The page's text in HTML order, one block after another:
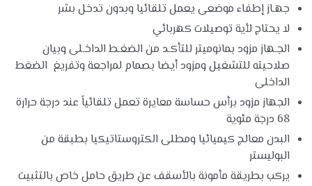
جهـاز إطفاء موضعى يعمل تلقائيا وبدون تدخل بشر
لا يحتاج لأية توصيلات كهربائي
الجـهاز مزود بمانوميتر للتأكـد من الضغـط الداخـلى وبيان
صلاحيته للتشغيل ومزود أيضا بصمام لمراجعة وتفريغ الضغط
الداخلى
الجهاز مزود برأس حساسة معايرة تعمل تلقائياً عند درجة حرارة
68 درجة مئوية
البدن معالج كيميائيا ومطلى الكتروستاتيكيا بطبقة من
البوليستر
يركب بطريقة مأمونة بالأسقف عن طريق حامل خاص بالتثبيت